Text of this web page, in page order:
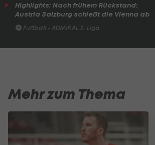
Highlights: Nach frühem Rückstand:
Austria Salzburg schießt die Vienna ab
Fußball - ADMIRAL 2. Liga
Mehr zum Thema